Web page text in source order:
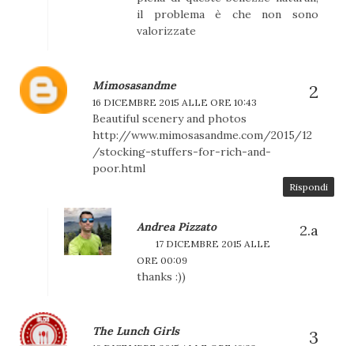
il problema è che non sono
valorizzate
Mimosasandme
16 DICEMBRE 2015 ALLE ORE 10:43
Beautiful scenery and photos
http://www.mimosasandme.com/2015/12
/stocking-stuffers-for-rich-and-
poor.html
Rispondi
Andrea Pizzato
17 DICEMBRE 2015 ALLE
ORE 00:09
thanks :))
The Lunch Girls